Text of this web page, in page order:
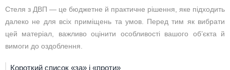
Стеля з ДВП — це бюджетне й практичне рішення, яке підходить
далеко не для всіх приміщень та умов. Перед тим як вибрати
цей матеріал, важливо оцінити особливості вашого об’єкта й
вимоги до оздоблення.
Короткий список «за» і «проти»